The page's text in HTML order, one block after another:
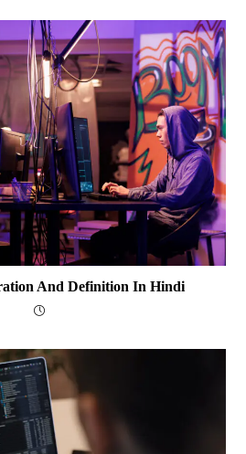
And Definition In Hindi